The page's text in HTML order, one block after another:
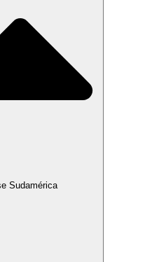
Sudamérica